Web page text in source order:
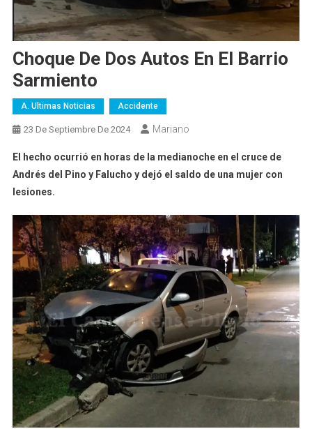
Choque De Dos Autos En El Barrio
Sarmiento
A. Ultimas Noticias Accidente
23 De Septiembre De 2024 Mariano
El hecho ocurrió en horas de la medianoche en el cruce de
Andrés del Pino y Falucho y dejó el saldo de una mujer con
lesiones.